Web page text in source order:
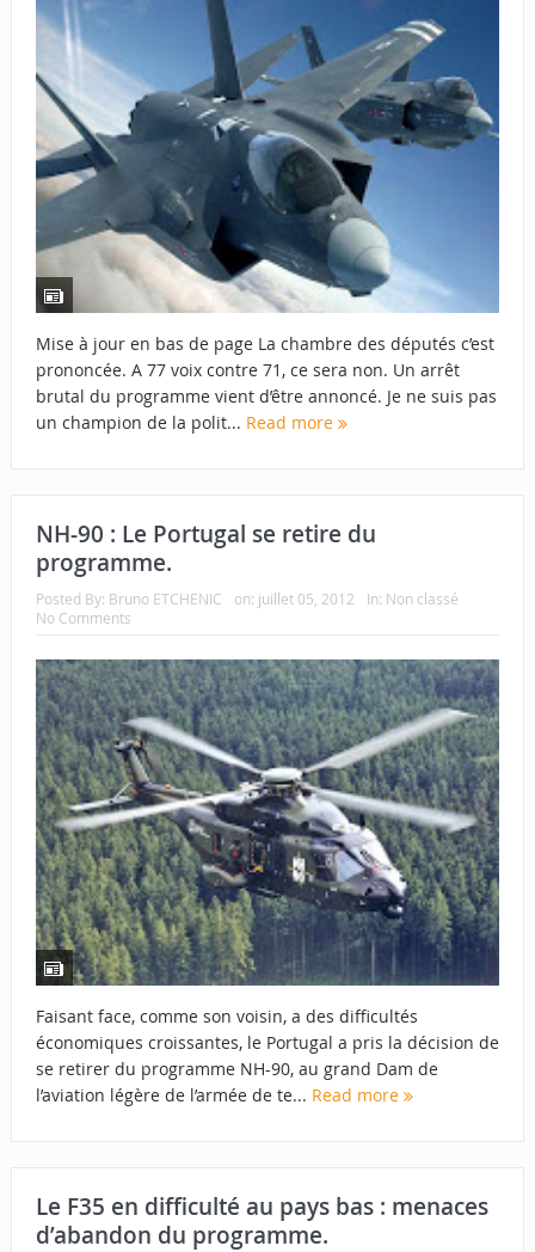
Mise à jour en bas de page La chambre des députés c’est
prononcée. A 77 voix contre 71, ce sera non. Un arrêt
brutal du programme vient d’être annoncé. Je ne suis pas
un champion de la polit... Read more
NH-90 : Le Portugal se retire du
programme.
Posted By: Bruno ETCHENIC on: juillet 05, 2012 In: Non classé
No Comments
Faisant face, comme son voisin, a des difficultés
économiques croissantes, le Portugal a pris la décision de
se retirer du programme NH-90, au grand Dam de
l’aviation légère de l’armée de te... Read more
Le F35 en difficulté au pays bas : menaces
d’abandon du programme.